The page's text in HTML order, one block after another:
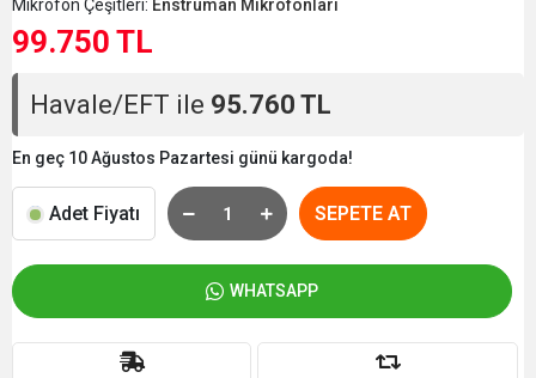
Mikrofon Çeşitleri: Enstrüman Mikrofonları
99.750 TL
Havale/EFT ile 95.760 TL
En geç 10 Ağustos Pazartesi günü kargoda!
Adet Fiyatı SEPETE AT
WHATSAPP